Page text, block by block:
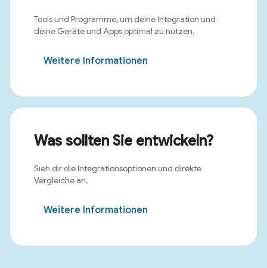
Tools und Programme, um deine Integration und
deine Geräte und Apps optimal zu nutzen.
Weitere Informationen
Was sollten Sie entwickeln?
Sieh dir die Integrationsoptionen und direkte
Vergleiche an.
Weitere Informationen